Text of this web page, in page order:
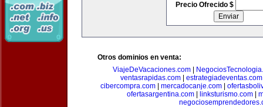
Precio Ofrecido $
Otros dominios en venta:
ViajeDeVacaciones.com
ventasrapidas.com
estrategiadeventas.com
cibercompra.com| mercadocanje.com|
ofertasargentina.com| linksturismo.com|